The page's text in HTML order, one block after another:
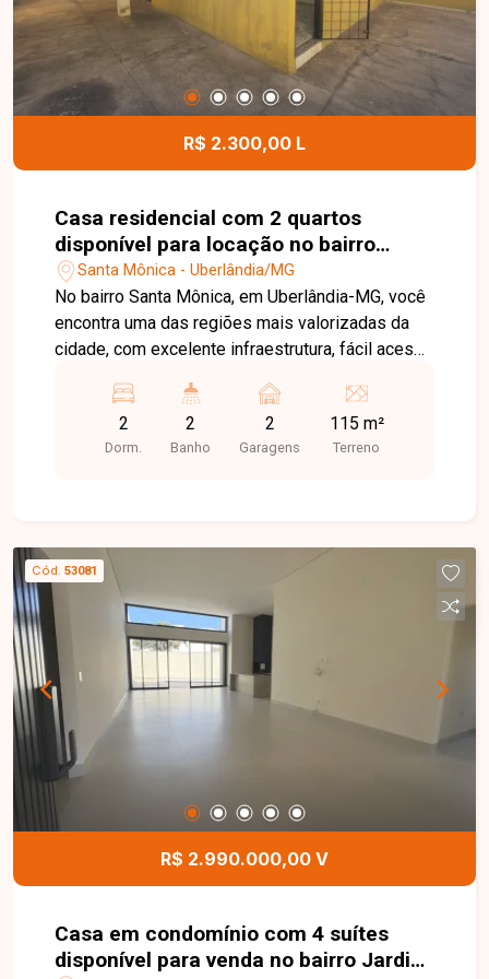
zelador, proporcionando mais segurança, lazer e
tranquilidade para os moradores. Uma excelente
oportunidade para quem busca um apartamento
mobiliado, bem localizado e em um condomínio
com ótima infraestrutura. Entre em contato e
agende sua visita!
R$ 2.300,00 L
Casa residencial com 2 quartos
disponível para locação no bairro
Santa Mônica em Uberlândia-MG
Santa Mônica - Uberlândia/MG
No bairro Santa Mônica, em Uberlândia-MG, você
encontra uma das regiões mais valorizadas da
cidade, com excelente infraestrutura, fácil acesso
supermercados, escolas, farmácias, restaurantes,
universidades e diversos comércios,
proporcionando praticidade e qualidade de vida.
sob a pia, área de serviço com banheiro de apoio
e 2 vagas de garagem, sendo 1 coberta. Os
ambientes são bem distribuídos, oferecendo
conforto e funcionalidade para o dia a dia. Uma
excelente oportunidade para quem busca morar
em uma casa bem localizada, em um dos bairros
mais desejados de Uberlândia. Entre em contato
e agende sua visita!
2
Dorm.
2
Banho
2
Garagens
115 m²
Terreno
Cód. 53081
R$ 2.990.000,00 V
Casa em condomínio com 4 suítes
disponível para venda no bairro Jardim